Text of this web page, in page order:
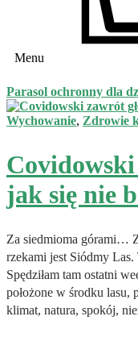
Menu
Parasol ochronny dla
Wychowanie, Zdrowie
jak się nie
Za siedmioma górami…
rzekami jest Siódmy
Spędziłam tam ostatni
położone w środku lasu,
klimat, natura, spokój,